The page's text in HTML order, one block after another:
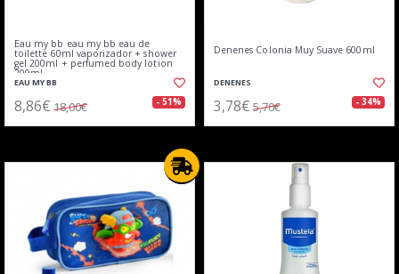
Eau my bb eau my bb eau de
toilette 60ml vaporizador + shower
gel 200ml + perfumed body lotion
200ml
EAU MY BB
8,86€ 18,00€ - 51%
Denenes Colonia Muy Suave 600ml
DENENES
3,78€ 5,70€ - 34%